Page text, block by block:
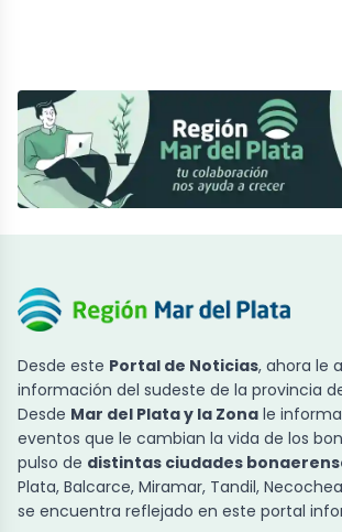
Desde este Portal de Noticias, ahora le
información del sudeste de la provincia
Desde Mar del Plata y la Zona le
eventos que le cambian la vida de los
pulso de distintas ciudades
Plata, Balcarce, Miramar, Tandil,
se encuentra reflejado en este portal